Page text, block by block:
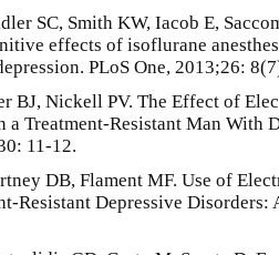
SC, Smith KW, Iacob E,
effects of isoflurane
PLoS One, 2013;26:
BJ, Nickell PV. The Effect of
Treatment-Resistant Man With
11-12.
DB, Flament MF. Use of
Resistant Depressive Disorders: